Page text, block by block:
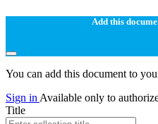
Add this
You can add this document to
Sign in Available only to
Title